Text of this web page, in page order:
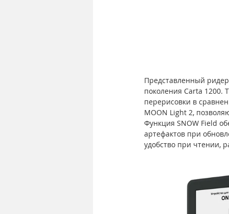
Представленный
поколения Carta 1200.
перерисовки в
MOON Light 2,
Функция SNOW Field
артефактов при
удобство при чтении,